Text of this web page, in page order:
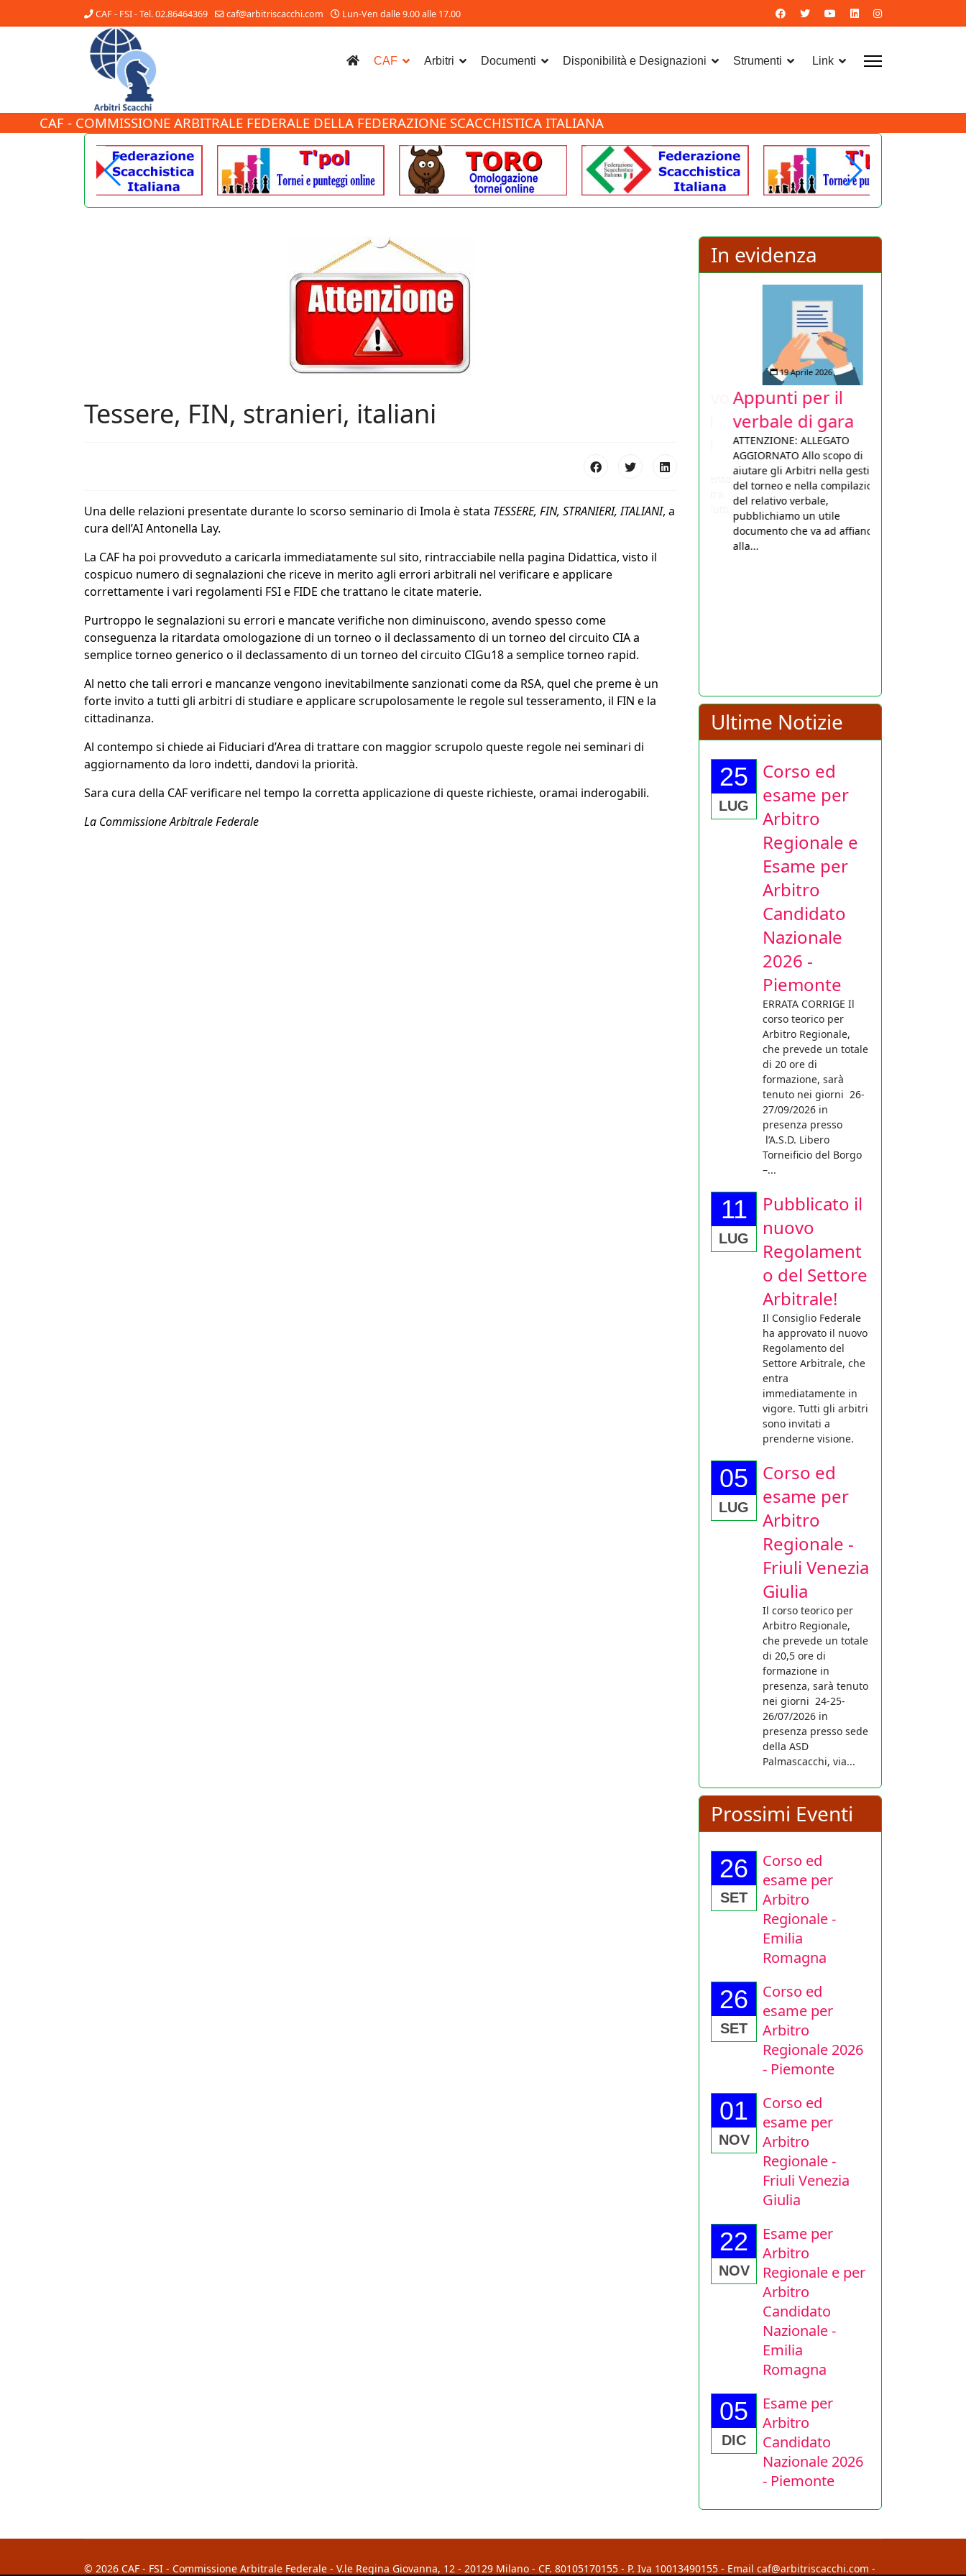
CAF - FSI - Tel. 02.86464369 caf@arbitriscacchi.com Lun-Ven dalle 9.00 alle 17.00
CAF Arbitri Documenti Disponibilità e Designazioni Strumenti Link
CAF - COMMISSIONE ARBITRALE FEDERALE DELLA FEDERAZIONE SCACCHISTICA ITALIANA
Tessere, FIN, stranieri, italiani
Una delle relazioni presentate durante lo scorso seminario di Imola è stata TESSERE, FIN, STRANIERI, ITALIANI, a
cura dell’AI Antonella Lay.
La CAF ha poi provveduto a caricarla immediatamente sul sito, rintracciabile nella pagina Didattica, visto il
cospicuo numero di segnalazioni che riceve in merito agli errori arbitrali nel verificare e applicare
correttamente i vari regolamenti FSI e FIDE che trattano le citate materie.
Purtroppo le segnalazioni su errori e mancate verifiche non diminuiscono, avendo spesso come
conseguenza la ritardata omologazione di un torneo o il declassamento di un torneo del circuito CIA a
semplice torneo generico o il declassamento di un torneo del circuito CIGu18 a semplice torneo rapid.
Al netto che tali errori e mancanze vengono inevitabilmente sanzionati come da RSA, quel che preme è un
forte invito a tutti gli arbitri di studiare e applicare scrupolosamente le regole sul tesseramento, il FIN e la
cittadinanza.
Al contempo si chiede ai Fiduciari d’Area di trattare con maggior scrupolo queste regole nei seminari di
aggiornamento da loro indetti, dandovi la priorità.
Sara cura della CAF verificare nel tempo la corretta applicazione di queste richieste, oramai inderogabili.
La Commissione Arbitrale Federale
In evidenza
19 Aprile 2026
Appunti per il
verbale di gara
ATTENZIONE: ALLEGATO
AGGIORNATO Allo scopo di
aiutare gli Arbitri nella gestione
del torneo e nella compilazione
del relativo verbale,
pubblichiamo un utile
documento che va ad affiancarsi
alla...
Ultime Notizie
25
LUG
Corso ed
esame per
Arbitro
Regionale e
Esame per
Arbitro
Candidato
Nazionale
2026 -
Piemonte
ERRATA CORRIGE Il
corso teorico per
Arbitro Regionale,
che prevede un totale
di 20 ore di
formazione, sarà
tenuto nei giorni 26-
27/09/2026 in
presenza presso
l’A.S.D. Libero
Torneificio del Borgo
–...
11
LUG
Pubblicato il
nuovo
Regolament
o del Settore
Arbitrale!
Il Consiglio Federale
ha approvato il nuovo
Regolamento del
Settore Arbitrale, che
entra
immediatamente in
vigore. Tutti gli arbitri
sono invitati a
prenderne visione.
05
LUG
Corso ed
esame per
Arbitro
Regionale -
Friuli Venezia
Giulia
Il corso teorico per
Arbitro Regionale,
che prevede un totale
di 20,5 ore di
formazione in
presenza, sarà tenuto
nei giorni 24-25-
26/07/2026 in
presenza presso sede
della ASD
Palmascacchi, via...
Prossimi Eventi
26
SET
Corso ed
esame per
Arbitro
Regionale -
Emilia
Romagna
26
SET
Corso ed
esame per
Arbitro
Regionale 2026
- Piemonte
01
NOV
Corso ed
esame per
Arbitro
Regionale -
Friuli Venezia
Giulia
22
NOV
Esame per
Arbitro
Regionale e per
Arbitro
Candidato
Nazionale -
Emilia
Romagna
05
DIC
Esame per
Arbitro
Candidato
Nazionale 2026
- Piemonte
© 2026 CAF - FSI - Commissione Arbitrale Federale - V.le Regina Giovanna, 12 - 20129 Milano - CF. 80105170155 - P. Iva 10013490155 - Email caf@arbitriscacchi.com -